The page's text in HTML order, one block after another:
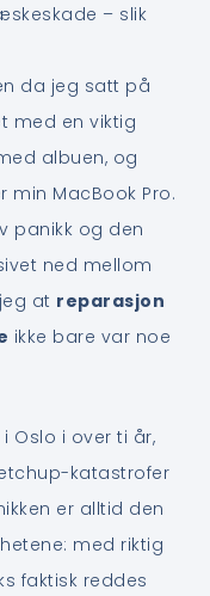
– slik
da jeg satt på
med en viktig
albuen, og
MacBook Pro.
panikk og den
ned mellom
at reparasjon
ikke bare var noe
Oslo i over ti år,
katastrofer
er alltid den
med riktig
faktisk reddes